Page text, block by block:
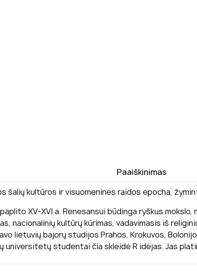
Paaiškinimas
šalių kultūros ir visuomeninės raidos epocha,
XV-XVI a. Renesansui būdinga ryškus
nacionalinių kultūrų kūrimas, vadavimasis iš
lietuvių bajorų studijos Prahos, Krokuvos,
studentai čia skleidė R idėjas. Jas